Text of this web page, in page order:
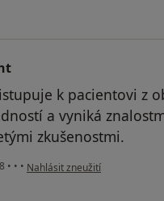
k pacientovi z
a vyniká
zkušenostmi.
• • • podle názoru uživatele Pacient
Nahlásit zneužití